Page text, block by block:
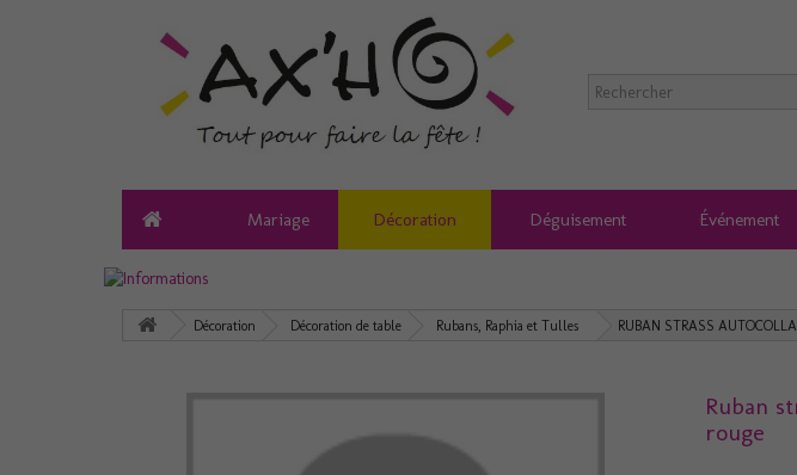
Mariage Décoration Déguisement Événement
Décoration Décoration de table Rubans, Raphia et Tulles RUBAN STRASS
Ruban
rouge